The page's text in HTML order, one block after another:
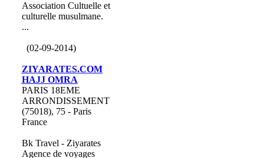
Association Cultuelle et
culturelle musulmane.
...
(02-09-2014)
ZIYARATES.COM
HAJJ OMRA
PARIS 18EME
ARRONDISSEMENT
(75018), 75 - Paris
France
Bk Travel - Ziyarates
Agence de voyages